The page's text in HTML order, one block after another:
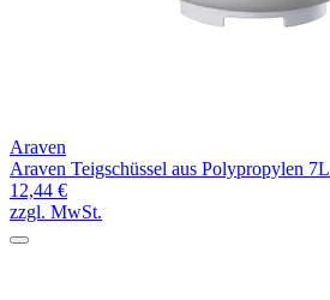
Araven
Araven Teigschüssel aus Polypropylen 7L
12,44 €
zzgl. MwSt.